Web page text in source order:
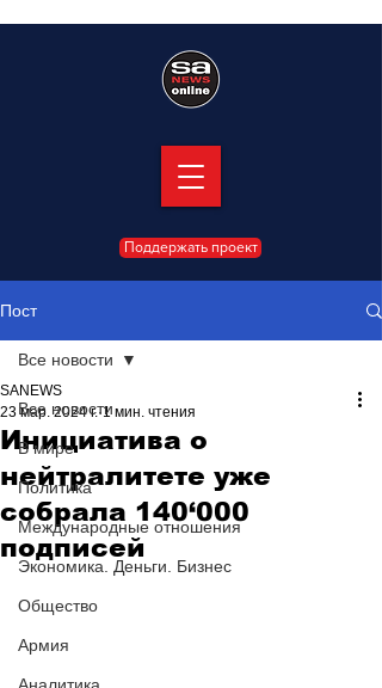
Поддержать проект
Пост
Все новости
В мире
Политика
Международные отношения
Экономика. Деньги. Бизнес
Общество
Армия
Все новости
Инициатива о
нейтралитете уже
собрала 140‘000
подписей
SANEWS
23 мар. 2024 г. 1 мин. чтения